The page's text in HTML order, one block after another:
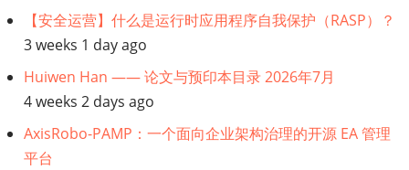
IT
系
统
架
【安全运营】什么是运行时应用程序自我保护（RASP）？
3 weeks 1 day ago
Huiwen Han —— 论文与预印本目录 2026年7月
4 weeks 2 days ago
AxisRobo-PAMP：一个面向企业架构治理的开源 EA 管理
平台